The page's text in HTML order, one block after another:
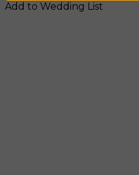
Add to Wedding List